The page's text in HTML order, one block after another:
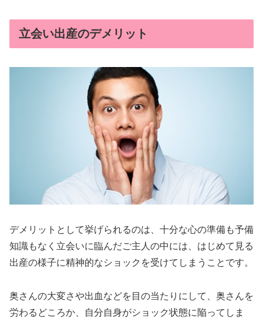
立会い出産のデメリット
デメリットとして挙げられるのは、十分な心の準備も予備
知識もなく立会いに臨んだご主人の中には、はじめて見る
出産の様子に精神的なショックを受けてしまうことです。
奥さんの大変さや出血などを目の当たりにして、奥さんを
労わるどころか、自分自身がショック状態に陥ってしま